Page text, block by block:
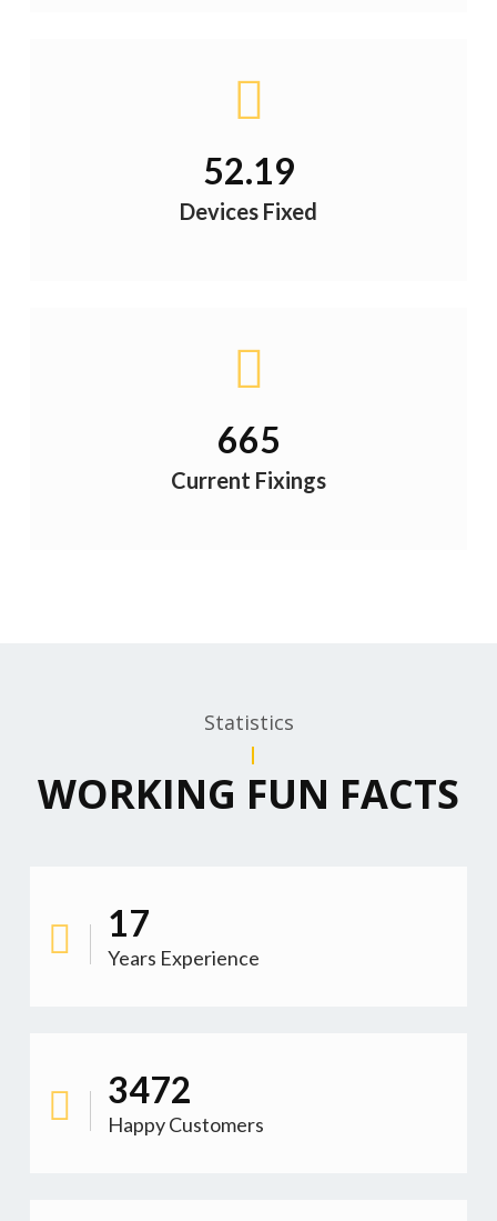
56.39
Devices Fixed
719
Current Fixings
Statistics
WORKING FUN FACTS
18
Years Experience
3766
Happy Customers